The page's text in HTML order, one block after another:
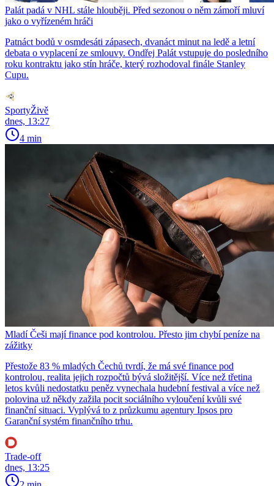
Palát padá v NHL stále hlouběji. Před sezonou o něm zámoří mluví
jako o vyřízeném hráči
Patnáct bodů v osmdesáti zápasech, dvanáct minut na ledě a letní
debata o vyplacení ze smlouvy. Ondřej Palát vstupuje do posledního
roku kontraktu jako stín hráče, který rozhodoval finále Stanley
Cupu.
SportyŽivě
dnes, 13:27
4 min
Mladí Češi mají finance pod kontrolou. Přesto jim chybí peníze na
zážitky
Přestože 83 % mladých Čechů tvrdí, že má své finance pod
kontrolou, realita jejich rozpočtů bývá složitější. Více než třetina
letos kvůli nedostatku peněz vynechala hudební festival a více než
polovina už někdy zažila pocit sociálního vyloučení kvůli své
finanční situaci. Vyplývá to z průzkumu agentury Ipsos pro
Garanční systém finančního trhu.
Trade-off
dnes, 13:25